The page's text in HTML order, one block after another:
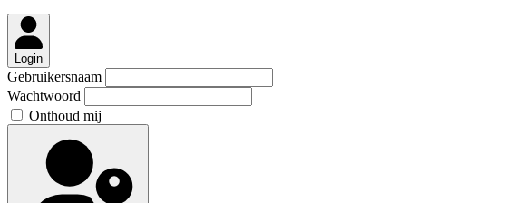
Login
Gebruikersnaam
Wachtwoord
Onthoud mij